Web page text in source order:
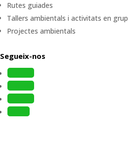
Rutes guiades
Tallers ambientals i activitats en grup
Projectes ambientals
Segueix-nos
Follow
Follow
Follow
Follow